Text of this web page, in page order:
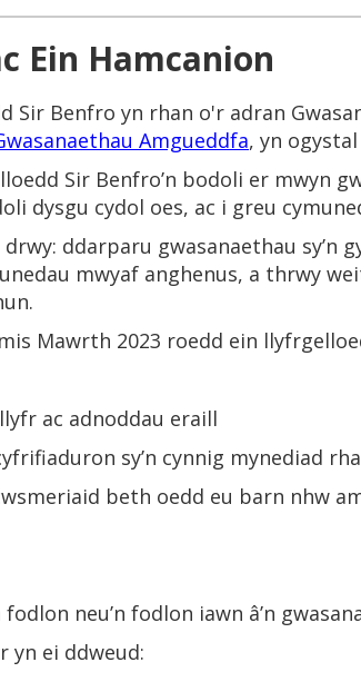
Ein Hamcanion
Sir Benfro yn rhan o'r adran
Amgueddfa, yn ogystal
Sir Benfro’n bodoli er mwyn
dysgu cydol oes, ac i greu
drwy: ddarparu gwasanaethau
mwyaf anghenus, a thrwy
Mawrth 2023 roedd ein
ac adnoddau eraill
sy’n cynnig mynediad
beth oedd eu barn nhw
neu’n fodlon iawn â’n
yn ei ddweud: